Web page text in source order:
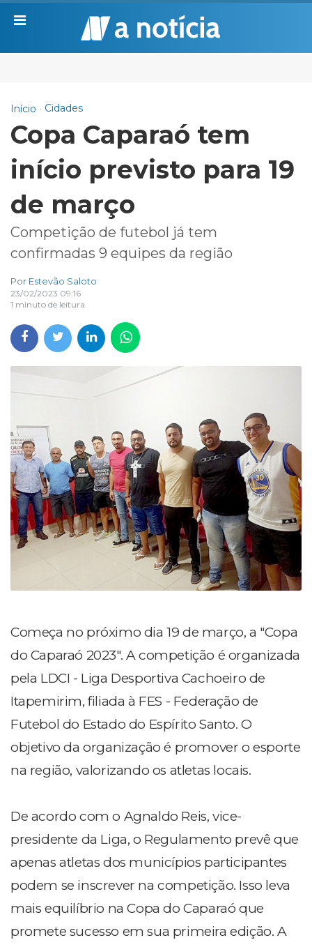
Início Cidades
Copa Caparaó tem
início previsto para 19
de março
Competição de futebol já tem
confirmadas 9 equipes da região
Por Estevão Saloto
23/02/2023 09:16
1 minuto de leitura
Começa no próximo dia 19 de março, a "Copa
do Caparaó 2023". A competição é organizada
pela LDCI - Liga Desportiva Cachoeiro de
Itapemirim, filiada à FES - Federação de
Futebol do Estado do Espírito Santo. O
objetivo da organização é promover o esporte
na região, valorizando os atletas locais.
De acordo com o Agnaldo Reis, vice-
presidente da Liga, o Regulamento prevê que
apenas atletas dos municípios participantes
podem se inscrever na competição. Isso leva
mais equilíbrio na Copa do Caparaó que
promete sucesso em sua primeira edição. A